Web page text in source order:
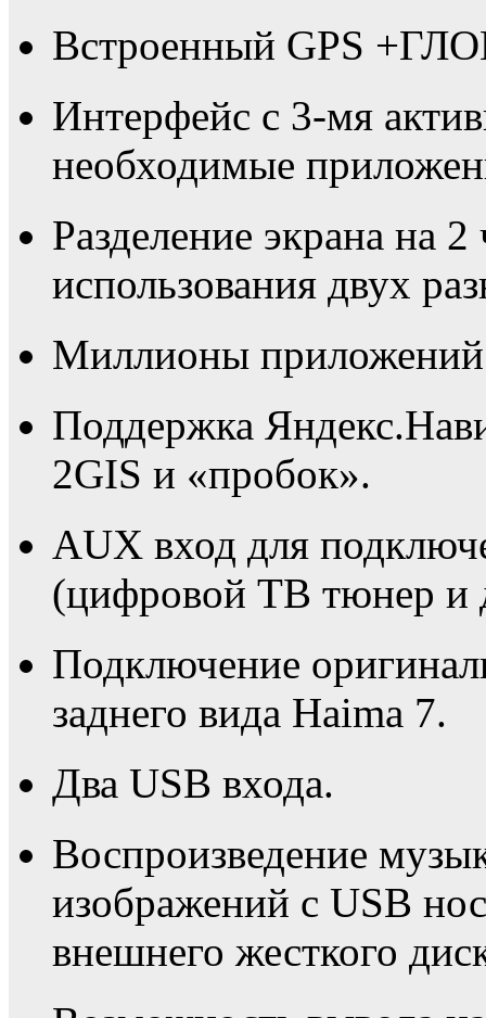
Встроенный GPS
Интерфейс с 3-мя
необходимые
Разделение экрана на
использования двух
Миллионы приложений
Поддержка
2GIS и «пробок».
AUX вход для
(цифровой ТВ тюнер и
Подключение
заднего вида Haima 7.
Два USB входа.
Воспроизведение
изображений с USB
внешнего жесткого